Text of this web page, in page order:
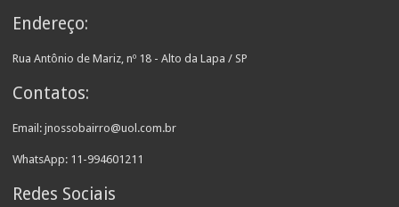
Endereço:
Rua Antônio de Mariz, nº 18 - Alto da Lapa / SP
Contatos:
Email: jnossobairro@uol.com.br
WhatsApp: 11-994601211
Redes Sociais